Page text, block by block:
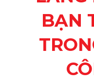
BẠN